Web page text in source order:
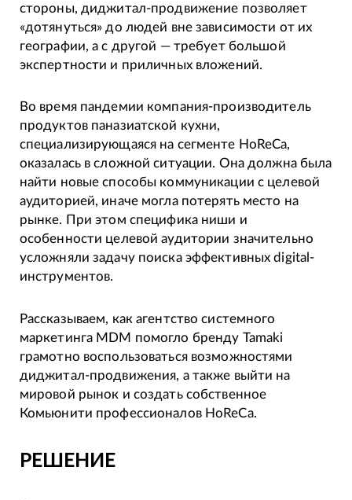
стороны, диджитал-продвижение позволяет
«дотянуться» до людей вне зависимости от их
географии, а с другой — требует большой
экспертности и приличных вложений.
Во время пандемии компания-производитель
продуктов паназиатской кухни,
специализирующаяся на сегменте HoReCa,
оказалась в сложной ситуации. Она должна была
найти новые способы коммуникации с целевой
аудиторией, иначе могла потерять место на
рынке. При этом специфика ниши и
особенности целевой аудитории значительно
усложняли задачу поиска эффективных digital-
инструментов.
Рассказываем, как агентство системного
маркетинга MDM помогло бренду Tamaki
грамотно воспользоваться возможностями
диджитал-продвижения, а также выйти на
мировой рынок и создать собственное
Комьюнити профессионалов HoReCa.
РЕШЕНИЕ